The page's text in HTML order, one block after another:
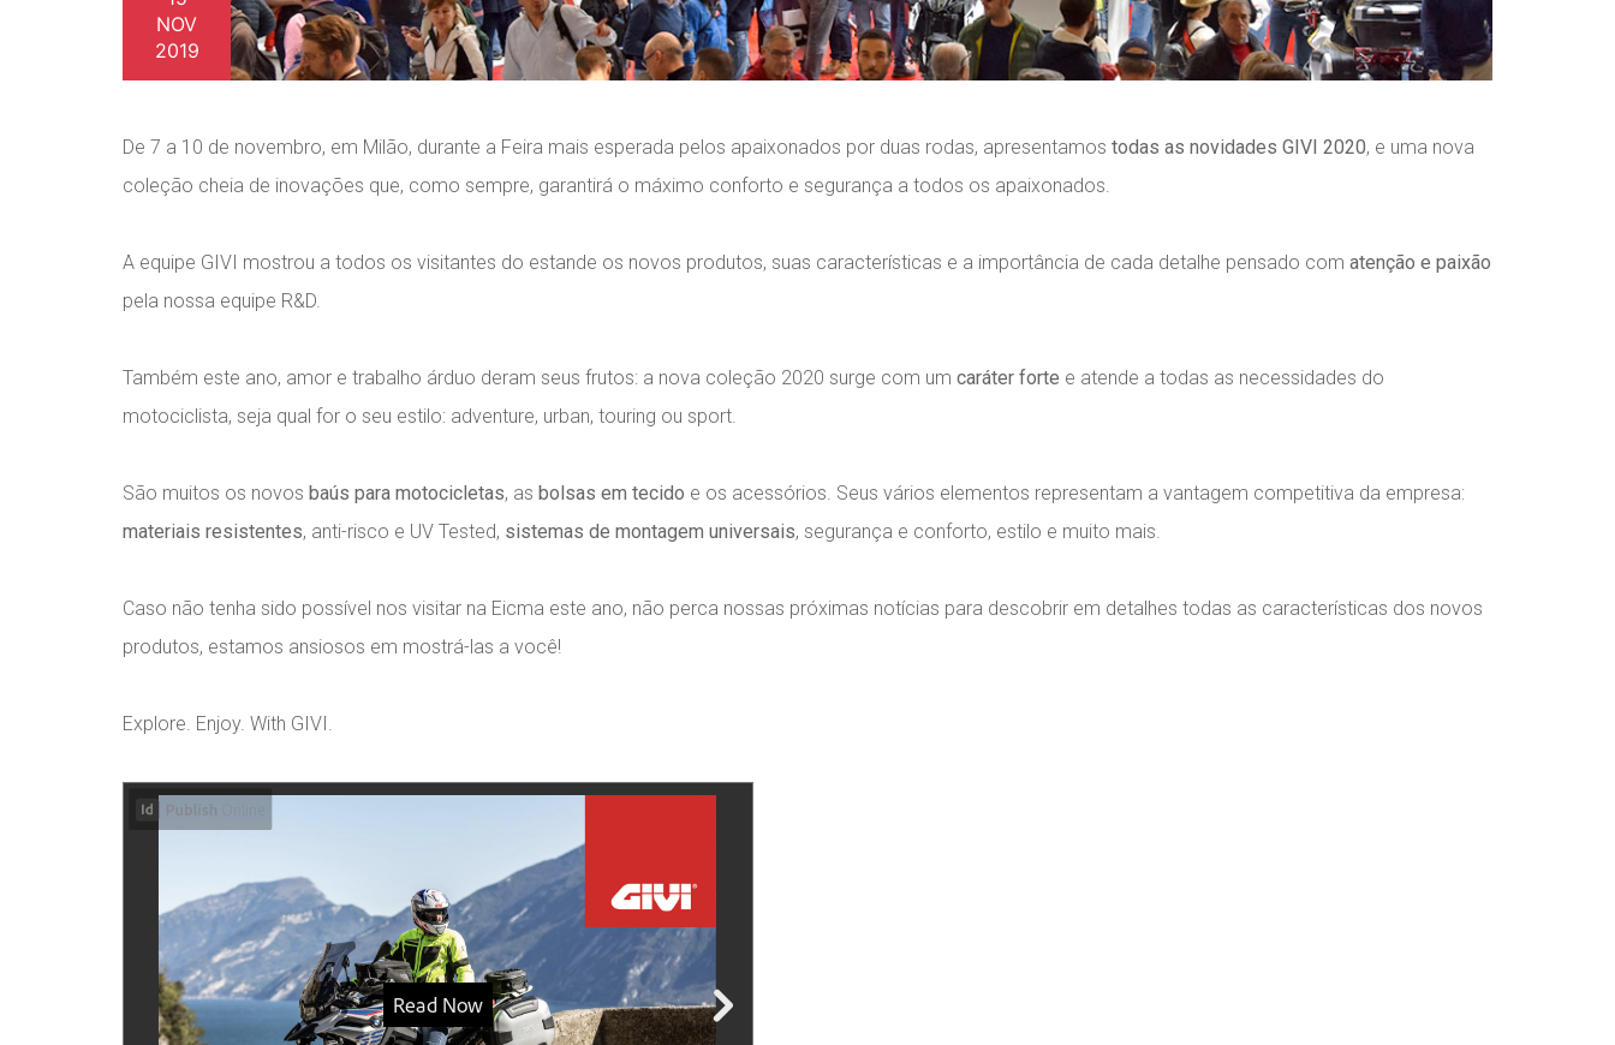
NOV
2019
De 7 a 10 de novembro, em Milão, durante a Feira mais esperada pelos apaixonados por duas rodas, apresentamos todas as novidades GIVI 2020, e uma nova
coleção cheia de inovações que, como sempre, garantirá o máximo conforto e segurança a todos os apaixonados.
A equipe GIVI mostrou a todos os visitantes do estande os novos produtos, suas características e a importância de cada detalhe pensado com atenção e paixão
pela nossa equipe R&D.
Também este ano, amor e trabalho árduo deram seus frutos: a nova coleção 2020 surge com um caráter forte e atende a todas as necessidades do
motociclista, seja qual for o seu estilo: adventure, urban, touring ou sport.
São muitos os novos baús para motocicletas, as bolsas em tecido e os acessórios. Seus vários elementos representam a vantagem competitiva da empresa:
materiais resistentes, anti-risco e UV Tested, sistemas de montagem universais, segurança e conforto, estilo e muito mais.
Caso não tenha sido possível nos visitar na Eicma este ano, não perca nossas próximas notícias para descobrir em detalhes todas as características dos novos
produtos, estamos ansiosos em mostrá-las a você!
Explore. Enjoy. With GIVI.